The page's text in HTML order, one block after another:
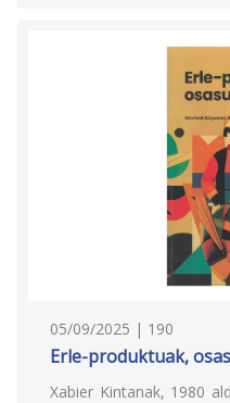
05/09/2025 | 190
Erle-produktuak,
Xabier Kintanak, 1980